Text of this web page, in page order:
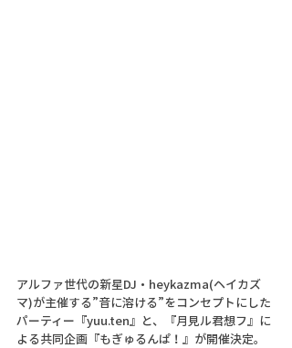
アルファ世代の新星DJ・heykazma(ヘイカズ
マ)が主催する”音に溶ける”をコンセプトにした
パーティー『yuu.ten』と、『月見ル君想フ』に
よる共同企画『もぎゅるんぱ！』が開催決定。